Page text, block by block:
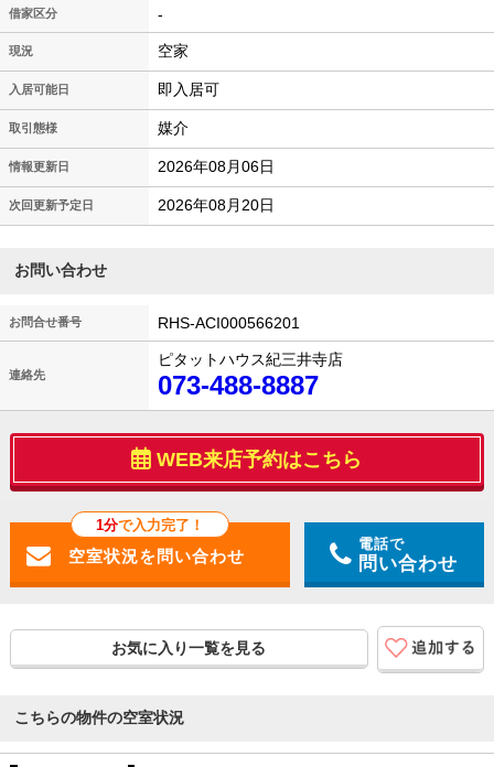
借家区分 -
現況 空家
入居可能日 即入居可
取引態様 媒介
情報更新日 2026年08月06日
次回更新予定日 2026年08月20日
お問い合わせ
お問合せ番号 RHS-ACI000566201
連絡先
ピタットハウス紀三井寺店
073-488-8887
WEB来店予約はこちら
1分で入力完了！
電話で
問い合わせ
お気に入り一覧を見る
こちらの物件の空室状況